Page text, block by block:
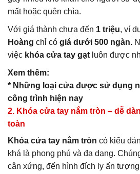
mất hoặc quên chìa.
Với giá thành chưa đến 1 triệu, ví
Hoàng chỉ có giá dưới 500 ngàn.
việc khóa cửa tay gạtluôn được
Xem thêm:
* Những loại cửa được sử dụng
công trình hiện nay
2. Khóa cửa tay nắm tròn – dễ
toàn
Khóa cửa tay nắm tròn có kiểu
khá là phong phú và đa dạng.
cân xứng, đến hình đích ly ấn